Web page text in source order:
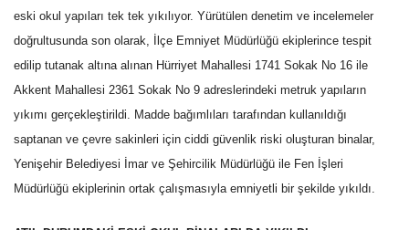
eski okul yapıları tek tek yıkılıyor. Yürütülen denetim ve incelemeler
doğrultusunda son olarak, İlçe Emniyet Müdürlüğü ekiplerince tespit
edilip tutanak altına alınan Hürriyet Mahallesi 1741 Sokak No 16 ile
Akkent Mahallesi 2361 Sokak No 9 adreslerindeki metruk yapıların
yıkımı gerçekleştirildi. Madde bağımlıları tarafından kullanıldığı
saptanan ve çevre sakinleri için ciddi güvenlik riski oluşturan binalar,
Yenişehir Belediyesi İmar ve Şehircilik Müdürlüğü ile Fen İşleri
Müdürlüğü ekiplerinin ortak çalışmasıyla emniyetli bir şekilde yıkıldı.